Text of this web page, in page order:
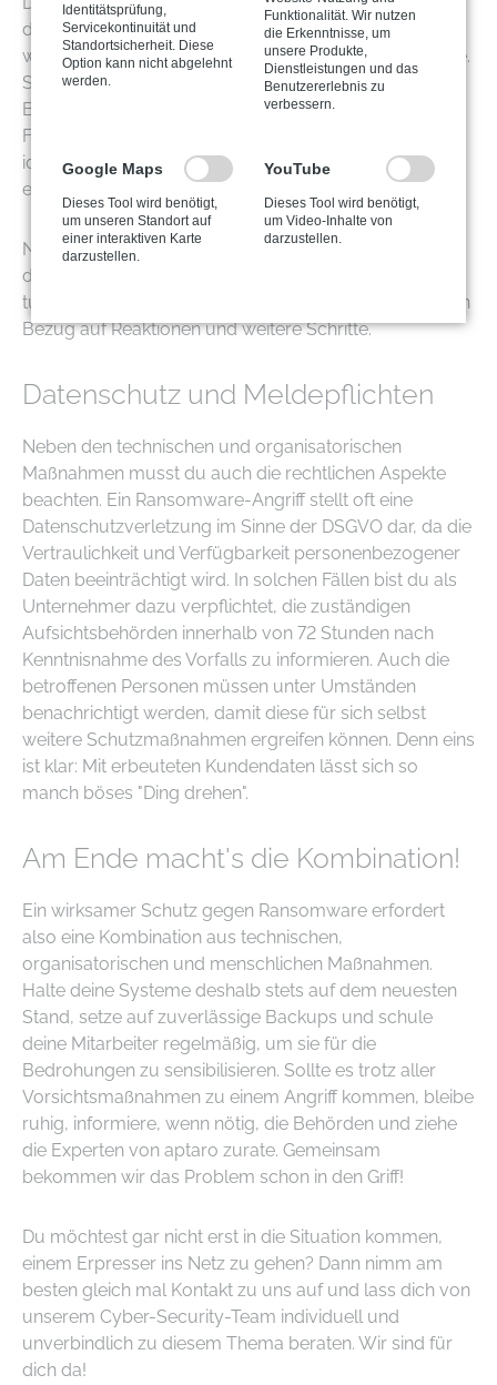
damit ein Zeichen, dass sich solche Angriffe lohnen,
was zu weiteren Erpressungsversuchen führen könnte.
Stattdessen solltest du dich an die zuständigen
Behörden wenden und, falls möglich, spezialisierte IT-
Forensiker hinzuziehen, um die Ransomware zu
identifizieren und geeignete Gegenmaßnahmen zu
ergreifen.
Natürlich sind auch die Experten von aptaro für dich
da, wenn du mal in Not geraten solltest. Egal was du
tust, ruf zuerst einmal uns an. Wir beraten dich gerne in
Bezug auf Reaktionen und weitere Schritte.
Datenschutz und Meldepflichten
Neben den technischen und organisatorischen
Maßnahmen musst du auch die rechtlichen Aspekte
beachten. Ein Ransomware-Angriff stellt oft eine
Datenschutzverletzung im Sinne der DSGVO dar, da die
Vertraulichkeit und Verfügbarkeit personenbezogener
Daten beeinträchtigt wird. In solchen Fällen bist du als
Unternehmer dazu verpflichtet, die zuständigen
Aufsichtsbehörden innerhalb von 72 Stunden nach
Kenntnisnahme des Vorfalls zu informieren. Auch die
betroffenen Personen müssen unter Umständen
benachrichtigt werden, damit diese für sich selbst
weitere Schutzmaßnahmen ergreifen können. Denn eins
ist klar: Mit erbeuteten Kundendaten lässt sich so
manch böses "Ding drehen".
Am Ende macht's die Kombination!
Ein wirksamer Schutz gegen Ransomware erfordert
also eine Kombination aus technischen,
organisatorischen und menschlichen Maßnahmen.
Halte deine Systeme deshalb stets auf dem neuesten
Stand, setze auf zuverlässige Backups und schule
deine Mitarbeiter regelmäßig, um sie für die
Bedrohungen zu sensibilisieren. Sollte es trotz aller
Vorsichtsmaßnahmen zu einem Angriff kommen, bleibe
ruhig, informiere, wenn nötig, die Behörden und ziehe
die Experten von aptaro zurate. Gemeinsam
bekommen wir das Problem schon in den Griff!
Du möchtest gar nicht erst in die Situation kommen,
einem Erpresser ins Netz zu gehen? Dann nimm am
besten gleich mal Kontakt zu uns auf und lass dich von
unserem Cyber-Security-Team individuell und
unverbindlich zu diesem Thema beraten. Wir sind für
dich da!
Identitätsprüfung,
Servicekontinuität und
Standortsicherheit. Diese
Option kann nicht abgelehnt
werden.
Funktionalität. Wir nutzen
die Erkenntnisse, um
unsere Produkte,
Dienstleistungen und das
Benutzererlebnis zu
verbessern.
Google Maps
Dieses Tool wird benötigt,
um unseren Standort auf
einer interaktiven Karte
darzustellen.
YouTube
Dieses Tool wird benötigt,
um Video-Inhalte von
darzustellen.